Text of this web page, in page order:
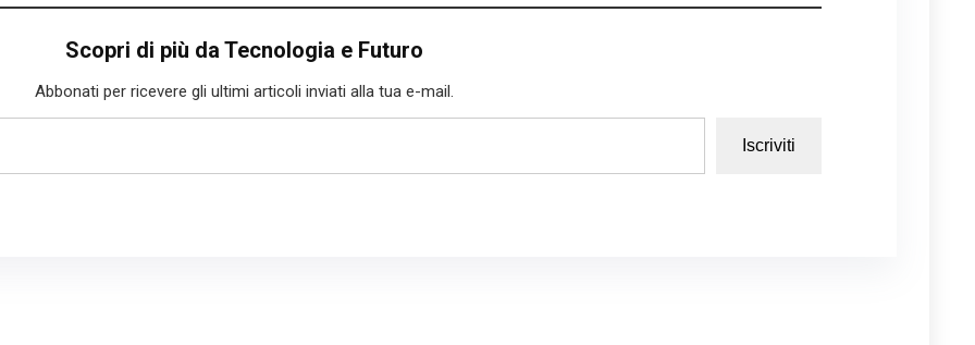
Scopri di più da Tecnologia e Futuro
Abbonati per ricevere gli ultimi articoli inviati alla tua e-mail.
Iscriviti